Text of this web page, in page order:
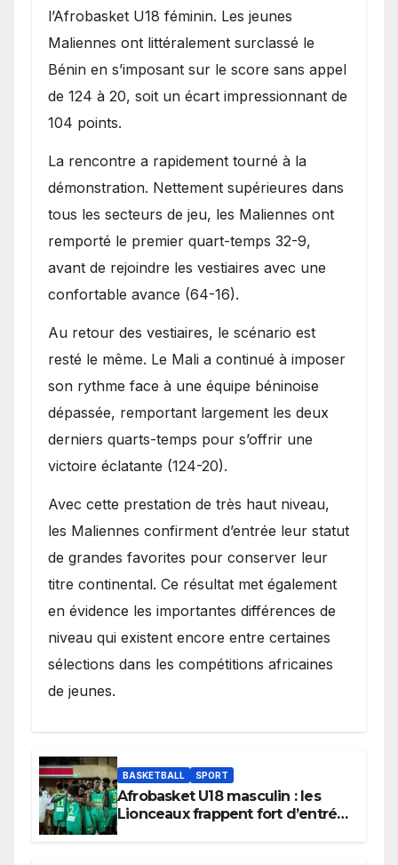
l’Afrobasket U18 féminin. Les jeunes
Maliennes ont littéralement surclassé le
Bénin en s’imposant sur le score sans appel
de 124 à 20, soit un écart impressionnant de
104 points.
La rencontre a rapidement tourné à la
démonstration. Nettement supérieures dans
tous les secteurs de jeu, les Maliennes ont
remporté le premier quart-temps 32-9,
avant de rejoindre les vestiaires avec une
confortable avance (64-16).
Au retour des vestiaires, le scénario est
resté le même. Le Mali a continué à imposer
son rythme face à une équipe béninoise
dépassée, remportant largement les deux
derniers quarts-temps pour s’offrir une
victoire éclatante (124-20).
Avec cette prestation de très haut niveau,
les Maliennes confirment d’entrée leur statut
de grandes favorites pour conserver leur
titre continental. Ce résultat met également
en évidence les importantes différences de
niveau qui existent encore entre certaines
sélections dans les compétitions africaines
de jeunes.
BASKETBALL SPORT
Afrobasket U18 masculin : les
Lionceaux frappent fort d’entrée